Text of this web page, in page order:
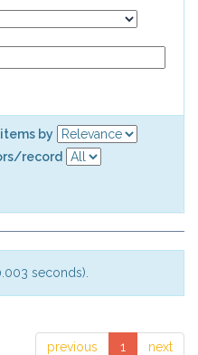
by
record
seconds).
previous 1 next